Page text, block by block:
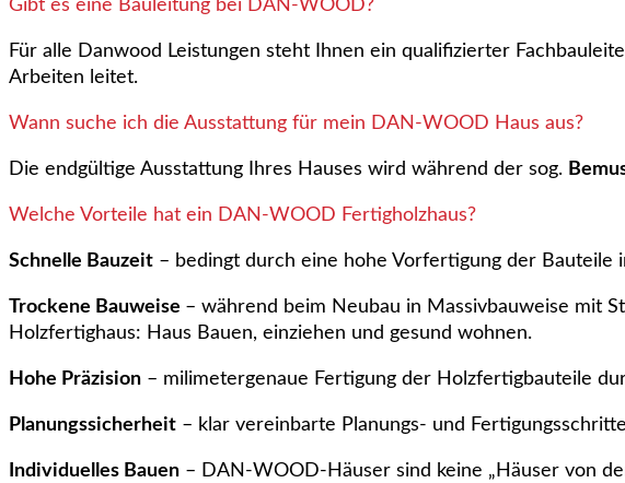
Gibt es eine Bauleitung bei DAN-WOOD?
Für alle Danwood Leistungen steht Ihnen ein qualifizierter
Arbeiten leitet.
Wann suche ich die Ausstattung für mein DAN-WOOD Haus aus?
Die endgültige Ausstattung Ihres Hauses wird während der sog.
Welche Vorteile hat ein DAN-WOOD Fertigholzhaus?
Schnelle Bauzeit – bedingt durch eine hohe Vorfertigung der Bauteile
Trockene Bauweise – während beim Neubau in Massivbauweise mit
Holzfertighaus: Haus Bauen, einziehen und gesund wohnen.
Hohe Präzision – milimetergenaue Fertigung der Holzfertigbauteile
Planungssicherheit – klar vereinbarte Planungs- und
Individuelles Bauen – DAN-WOOD-Häuser sind keine „Häuser von